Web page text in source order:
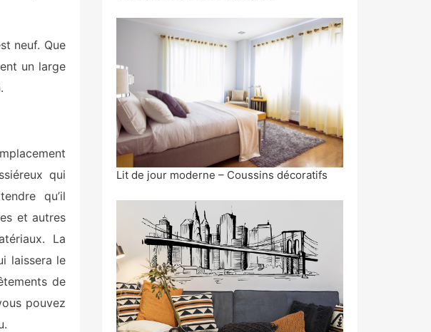
neuf. Que
un large
qui
qu’il
et autres
La
laissera le
de
pouvez
Lit de jour moderne – Coussins décoratifs